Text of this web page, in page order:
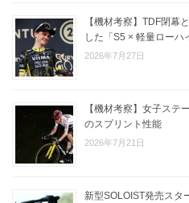
【機材考察】TDF閉
した「S5 × 軽量ローハ
2026年7月27日
【機材考察】女子ステ
のスプリント性能
2026年7月21日
新型SOLOIST発売スタ